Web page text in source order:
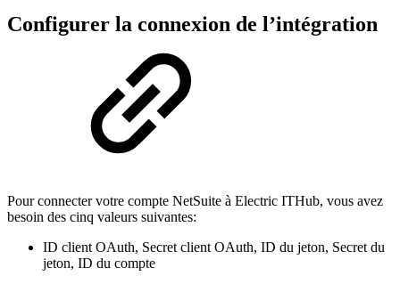
Configurer la connexion de l’intégration
Pour connecter votre compte NetSuite à Electric ITHub, vous avez
besoin des cinq valeurs suivantes:
ID client OAuth, Secret client OAuth, ID du jeton, Secret du
jeton, ID du compte